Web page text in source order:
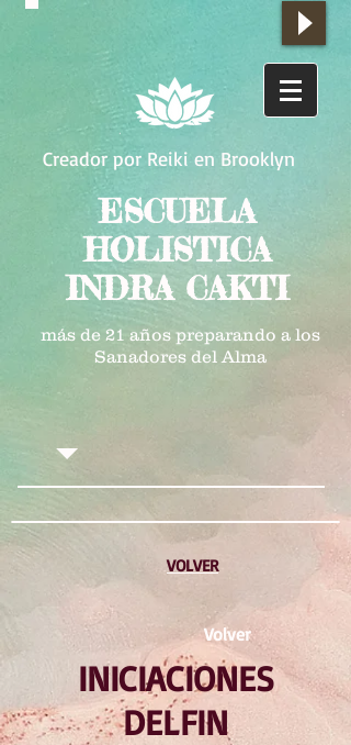
Creador por Reiki en Brooklyn
ESCUELA
HOLISTICA
INDRA CAKTI
más de 21 años preparando a los
Sanadores del Alma
VOLVER
Volver
INICIACIONES
DELFIN